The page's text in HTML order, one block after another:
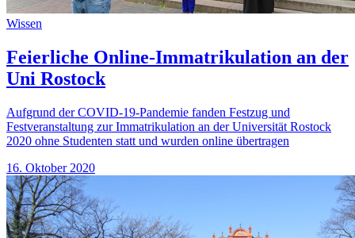
Wissen
Feierliche Online-Immatrikulation an der
Uni Rostock
Aufgrund der COVID-19-Pandemie fanden Festzug und
Festveranstaltung zur Immatrikulation an der Universität Rostock
2020 ohne Studenten statt und wurden online übertragen
16. Oktober 2020